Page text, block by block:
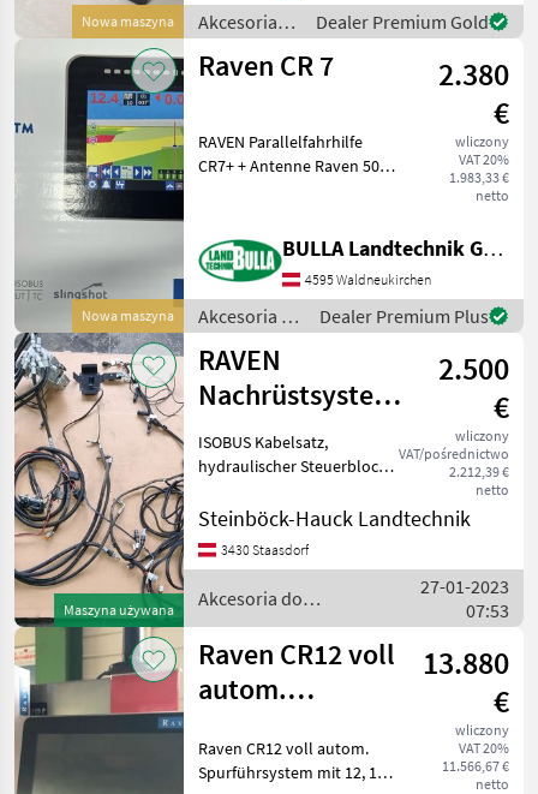
Nowa maszyna
OHNE MONTAGE
Akcesoria
do
ciągników /
Dealer Premium Gold
Nowa maszyna
Raven CR 7
2.380
€
wliczony
VAT 20%
1.983,33 €
netto
RAVEN Parallelfahrhilfe
CR7+ + Antenne Raven 500
UT aktiviert + Virtuelle
Teilbreitenschaltung +
Halterungen f
BULLA Landtechnik GmbH
4595 Waldneukirchen
Akcesoria do
ciągników /
Raven
Dealer Premium Plus
Maszyna używana
RAVEN
Nachrüstsystem
hydraulisch
2.500
€
wliczony
VAT/pośrednictwo
2.212,39 €
netto
ISOBUS Kabelsatz,
hydraulischer Steuerblock (
Steyr Kompakt und New
Verkabelung,
Akcesoria do ci
Steinböck-Hauck Landtechnik
3430 Staasdorf
Akcesoria do
ciągników / Raven
27-01-2023
07:53
Raven CR12 voll
autom.
13.880
€
wliczony
VAT 20%
11.566,67 €
netto
Raven CR12 voll autom.
Spurführsystem mit 12, 1